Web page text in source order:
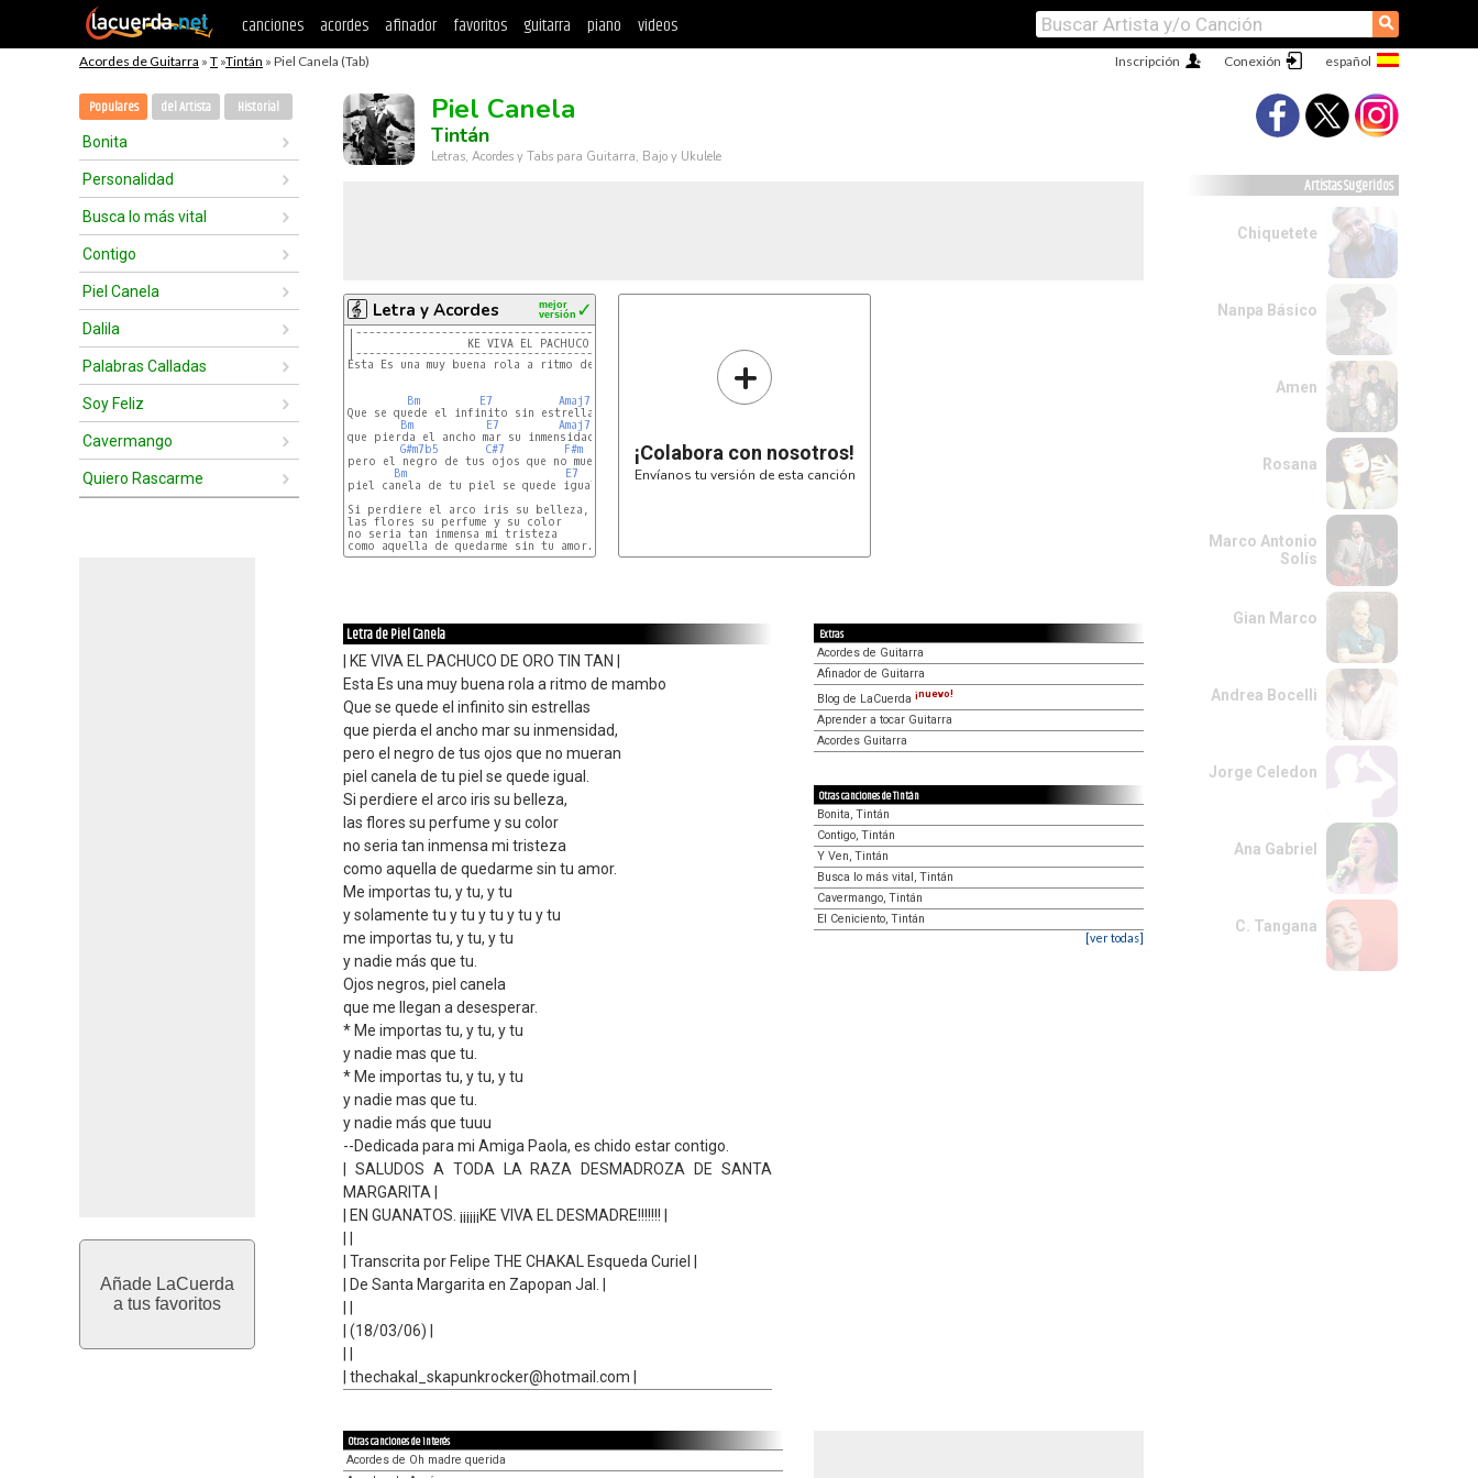
canciones acordes afinador favoritos guitarra piano videos ⚲
Acordes de Guitarra » T »Tintán » Piel Canela (Tab) Conexión
Inscripción
Populares del Artista Historial
Bonita
Personalidad
Busca lo más vital
Contigo
Piel Canela
Dalila
Palabras Calladas
Soy Feliz
Cavermango
Quiero Rascarme
Añade LaCuerda
a tus favoritos
Piel Canela
Tintán
Letras, Acordes y Tabs para Guitarra, Bajo y Ukulele
Letra y Acordes ✓
mejor
versión
|-----------------------------------------------------------------------|
|-----------------------------------------------------------------------|
Bm E7 Amaj7
Que se quede el infinito sin estrellas
Bm
E7 Amaj7
que pierda el ancho mar su inmensidad,
G#m7b5
C#7
F#m
pero el negro de tus ojos que no mueran
Bm
E7
piel canela de tu piel se quede igual.
Si perdiere el arco iris su belleza,
las flores su perfume y su color
no seria tan inmensa mi tristeza
como aquella de quedarme sin tu amor.
+
¡Colabora con nosotros!
Envíanos tu versión de esta canción
Letra de Piel Canela
| KE VIVA EL PACHUCO DE ORO TIN TAN |
Esta Es una muy buena rola a ritmo de mambo
Que se quede el infinito sin estrellas
que pierda el ancho mar su inmensidad,
pero el negro de tus ojos que no mueran
piel canela de tu piel se quede igual.
Si perdiere el arco iris su belleza,
las flores su perfume y su color
no seria tan inmensa mi tristeza
como aquella de quedarme sin tu amor.
Me importas tu, y tu, y tu
y solamente tu y tu y tu y tu y tu
me importas tu, y tu, y tu
y nadie más que tu.
Ojos negros, piel canela
que me llegan a desesperar.
* Me importas tu, y tu, y tu
y nadie mas que tu.
* Me importas tu, y tu, y tu
y nadie mas que tu.
y nadie más que tuuu
--Dedicada para mi Amiga Paola, es chido estar contigo.
| SALUDOS A TODA LA RAZA DESMADROZA DE SANTA
MARGARITA |
| EN GUANATOS. ¡¡¡¡¡¡KE VIVA EL DESMADRE!!!!!!! |
| Transcrita por Felipe THE CHAKAL Esqueda Curiel |
| De Santa Margarita en Zapopan Jal. |
| (18/03/06) |
| thechakal_skapunkrocker@hotmail.com |
Extras
Acordes de Guitarra
Afinador de Guitarra
Blog de LaCuerda ¡nuevo!
Aprender a tocar Guitarra
Acordes Guitarra
Otras canciones de Tintán
Bonita, Tintán
Contigo, Tintán
Y Ven, Tintán
Busca lo más vital, Tintán
Cavermango, Tintán
El Ceniciento, Tintán
[ver todas]
Otras canciones de interés
Acordes de Oh madre querida
Artistas Sugeridos
Chiquetete
Nanpa Básico
Amen
Rosana
Marco Antonio
Solís
Gian Marco
Andrea Bocelli
Jorge Celedon
Ana Gabriel
C. Tangana